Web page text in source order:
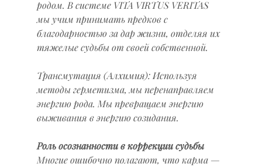
родом. В системе VITA VIRTUS VERITAS
мы учим принимать предков с
благодарностью за дар жизни, отделяя их
тяжелые судьбы от своей собственной.
Трансмутация (Алхимия): Используя
методы герметизма, мы перенаправляем
энергию рода. Мы превращаем энергию
выживания в энергию созидания.
Роль осознанности в коррекции судьбы
Многие ошибочно полагают, что карма —